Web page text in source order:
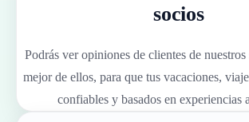
socios
Podrás ver opiniones de clientes de
mejor de ellos, para que tus vacaciones,
confiables y basados ​​en experiencias